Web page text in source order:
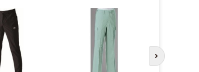
次のスライド